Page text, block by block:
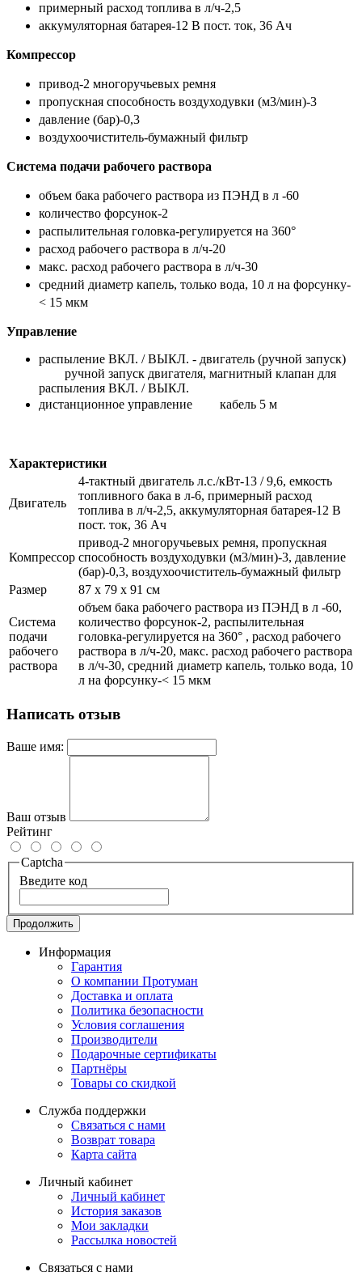
примерный расход топлива в л/ч-2,5
аккумуляторная батарея-12 В пост. ток, 36 Ач
Компрессор
привод-2 многоручьевых ремня
пропускная способность воздуходувки (м3/мин)-3
давление (бар)-0,3
воздухоочиститель-бумажный фильтр
Система подачи рабочего раствора
объем бака рабочего раствора из ПЭНД в л -60
количество форсунок-2
распылительная головка-регулируется на 360°
расход рабочего раствора в л/ч-20
макс. расход рабочего раствора в л/ч-30
средний диаметр капель, только вода, 10 л на форсунку-
< 15 мкм
Управление
распыление ВКЛ. / ВЫКЛ. - двигатель (ручной запуск)
ручной запуск двигателя, магнитный клапан для
распыления ВКЛ. / ВЫКЛ.
дистанционное управление
кабель 5 м
Характеристики
Двигатель
4-тактный двигатель л.с./кВт-13 / 9,6, емкость
топливного бака в л-6, примерный расход
топлива в л/ч-2,5, аккумуляторная батарея-12 В
пост. ток, 36 Ач
Компрессор
привод-2 многоручьевых ремня, пропускная
способность воздуходувки (м3/мин)-3, давление
(бар)-0,3, воздухоочиститель-бумажный фильтр
Размер
87 x 79 x 91 см
Система
подачи
рабочего
раствора
объем бака рабочего раствора из ПЭНД в л -60,
количество форсунок-2, распылительная
головка-регулируется на 360° , расход рабочего
раствора в л/ч-20, макс. расход рабочего раствора
в л/ч-30, средний диаметр капель, только вода, 10
л на форсунку-< 15 мкм
Написать отзыв
Ваше имя:
Ваш отзыв
Рейтинг
Captcha
Введите код
Продолжить
Информация
Гарантия
О компании Протуман
Доставка и оплата
Политика безопасности
Условия соглашения
Производители
Подарочные сертификаты
Партнёры
Товары со скидкой
Служба поддержки
Связаться с нами
Возврат товара
Карта сайта
Личный кабинет
Личный кабинет
История заказов
Мои закладки
Рассылка новостей
Связаться с нами